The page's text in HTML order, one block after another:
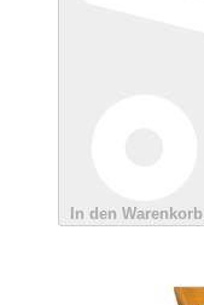
In den Warenkorb